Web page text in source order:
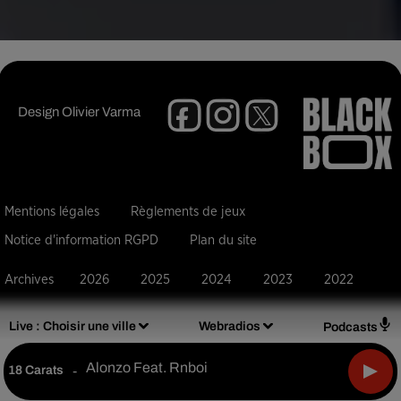
Live : Choisir une ville Webradios Podcasts
18 Carats - Alonzo Feat. Rnboi
DesignOlivier Varma
Mentions légales Règlements de jeux
Notice d'information RGPD Plan du site
Archives 2026 2025 2024 2023 2022